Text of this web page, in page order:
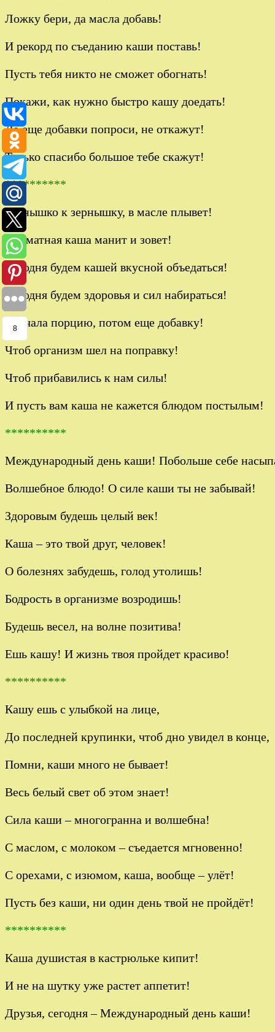
Ложку бери, да масла добавь!
И рекорд по съеданию каши поставь!
Пусть тебя никто не сможет обогнать!
Покажи, как нужно быстро кашу доедать!
Да еще добавки попроси, не откажут!
Только спасибо большое тебе скажут!
**********
Зернышко к зернышку, в масле плывет!
Ароматная каша манит и зовет!
Сегодня будем кашей вкусной объедаться!
Сегодня будем здоровья и сил набираться!
Сначала порцию, потом еще добавку!
Чтоб организм шел на поправку!
Чтоб прибавились к нам силы!
И пусть вам каша не кажется блюдом постылым!
**********
Международный день каши! Побольше себе
Волшебное блюдо! О силе каши ты не забывай!
Здоровым будешь целый век!
Каша – это твой друг, человек!
О болезнях забудешь, голод утолишь!
Бодрость в организме возродишь!
Будешь весел, на волне позитива!
Ешь кашу! И жизнь твоя пройдет красиво!
**********
Кашу ешь с улыбкой на лице,
До последней крупинки, чтоб дно увидел в конце,
Помни, каши много не бывает!
Весь белый свет об этом знает!
Сила каши – многогранна и волшебна!
С маслом, с молоком – съедается мгновенно!
С орехами, с изюмом, каша, вообще – улёт!
Пусть без каши, ни один день твой не пройдёт!
**********
Каша душистая в кастрюльке кипит!
И не на шутку уже растет аппетит!
Друзья, сегодня – Международный день каши!
8